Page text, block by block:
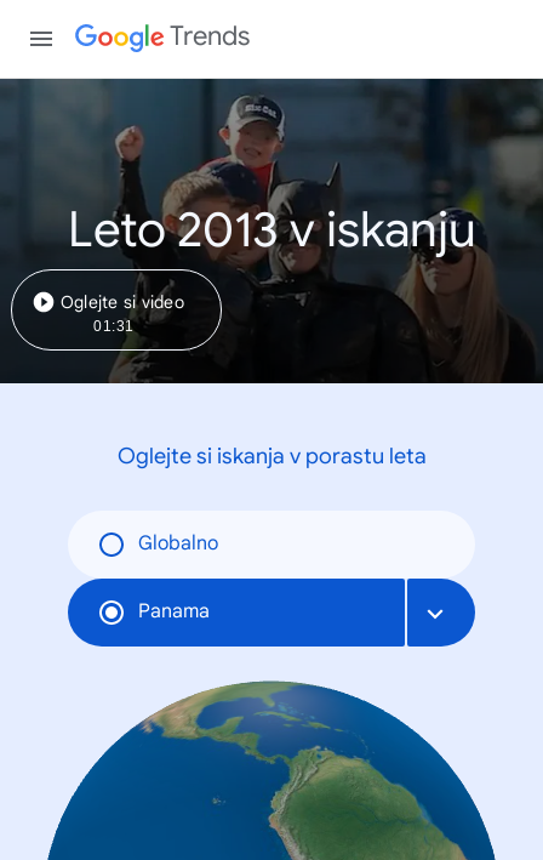
Trends
Leto 2013 v iskanju
Oglejte si video
01:31
Oglejte si iskanja v porastu leta
Globalno
Panama